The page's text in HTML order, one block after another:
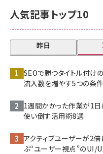
人気記事トップ10
昨日
SEOで勝つタイトル付け
流入数を増やす5つの条件
1週間かかった作業が1
使い倒す活用術8選
アクティブユーザーが2
ぶ“ユーザー視点”のUI/